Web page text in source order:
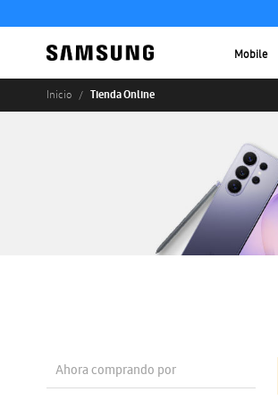
Mobile
Inicio Tienda Online
Ahora comprando por